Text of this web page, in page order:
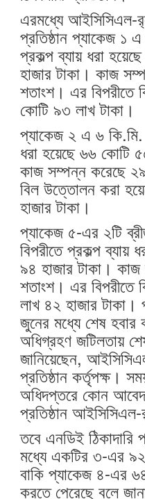
এরমধ্যে আইসিসিএল-
প্রতিষ্ঠান প্যাকেজ ১
প্রকল্প ব্যায় ধরা
হাজার টাকা। কাজ
শতাংশ। এর
কোটি ৯৩ লাখ টাকা।
প্যাকেজ ২ এ ৬ কি.মি.
ধরা হয়েছে ৬৬ কোটি
কাজ সম্পন্ন করেছে
বিল উত্তোলন করা
হাজার টাকা।
প্যাকেজ ৫-এর ২টি
বিপরীতে প্রকল্প ব্যায়
৯৪ হাজার টাকা।
শতাংশ। এর
লাখ ৪২ হাজার
জুনের মধ্যে শেষ হবার
অধিগ্রহণ জটিলতায়
জানিয়েছেন,
প্রতিষ্ঠান কর্তৃপক্ষ।
অধিদপ্তরে কোন
প্রতিষ্ঠান
তবে এনডিই ঠিকাদারি
মধ্যে একটির ৩-এর
বাকি প্যাকেজ ৪-এর
করতে পেরেছে বলে